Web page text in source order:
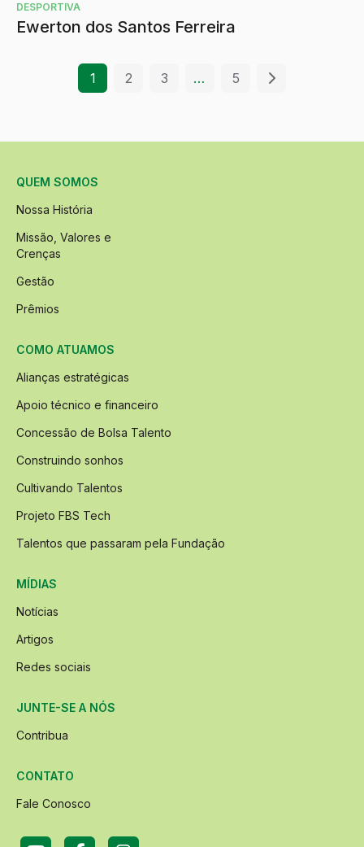
DESPORTIVA
Ewerton dos Santos Ferreira
1 2 3 … 5
QUEM SOMOS
Nossa História
Missão, Valores e
Crenças
Gestão
Prêmios
COMO ATUAMOS
Alianças estratégicas
Apoio técnico e financeiro
Concessão de Bolsa Talento
Construindo sonhos
Cultivando Talentos
Projeto FBS Tech
Talentos que passaram pela Fundação
MÍDIAS
Notícias
Artigos
Redes sociais
JUNTE-SE A NÓS
Contribua
CONTATO
Fale Conosco